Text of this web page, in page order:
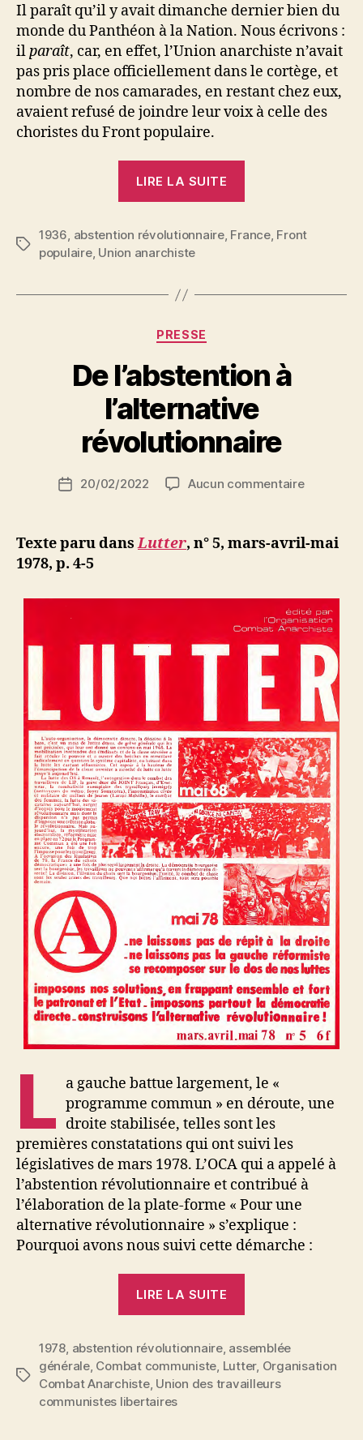
Il paraît qu’il y avait dimanche dernier bien du
monde du Panthéon à la Nation. Nous écrivons :
ilparaît, car, en effet, l’Union anarchiste n’avait
pas pris place officiellement dans le cortège, et
nombre de nos camarades, en restant chez eux,
avaient refusé de joindre leur voix à celle des
choristes du Front populaire.
LIRE LA SUITE
Étiquettes
1936, abstention révolutionnaire, France, Front
populaire, Union anarchiste
Catégories
PRESSE
De l’abstention à
l’alternative
révolutionnaire
de
a
N
ji
Date20/02/2022 Aucun commentairesur
à
Texte paru dansLutter, n° 5, mars-avril-mai
1978, p. 4-5
L a gauche battue largement, le «
programme commun » en déroute, une
droite stabilisée, telles sont les
premières constatations qui ont suivi les
législatives de mars 1978. L’OCA qui a appelé à
l’abstention révolutionnaire et contribué à
l’élaboration de la plate-forme « Pour une
alternative révolutionnaire » s’explique :
Pourquoi avons nous suivi cette démarche :
LIRE LA SUITE
l’alternative
révolutionnaire »
Étiquettes
1978, abstention révolutionnaire, assemblée
générale, Combat communiste, Lutter, Organisation
Combat Anarchiste, Union des travailleurs
communistes libertaires